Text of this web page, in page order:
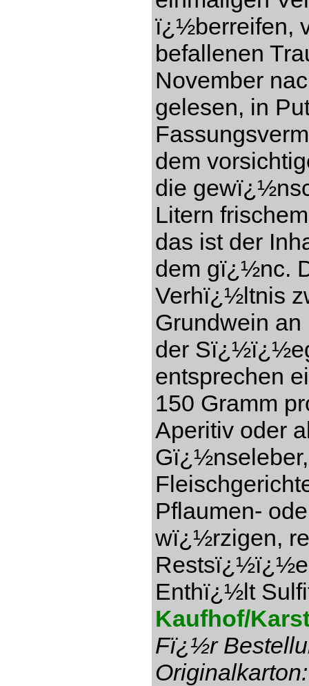
ï¿½berreifen,
befallenen
November
gelesen, in
dem
die
Litern
das ist der
dem gï¿½nc.
Verhï¿½ltnis
Grundwein
der
entsprechen
150 Gramm
Aperitiv oder
Pflaumen-
wï¿½rzigen,
Restsï¿½ï¿½e
Enthï¿½lt
Kaufhof/
Fï¿½r
Originalkarton: